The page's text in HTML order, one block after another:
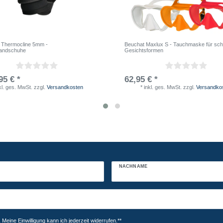
5mm -
€ *
ges. MwSt. zzgl. Versandkosten
Beuchat Maxlux S - Tauchmaske für
Gesichtsformen
62,95 € *
* inkl. ges. MwSt. zzgl.
NACHNAME
Einwilligung kann ich jederzeit widerrufen.**